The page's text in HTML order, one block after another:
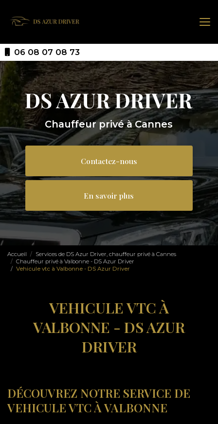
contenu
06 08 07 08 73
Chauffeur privé à Cannes
Contactez-nous
En savoir plus
Accueil
Services de DS Azur Driver, chauffeur privé à Cannes
Chauffeur privé à Valbonne - DS Azur Driver
Vehicule vtc à Valbonne - DS Azur Driver
VEHICULE VTC À
VALBONNE - DS AZUR
DRIVER
DÉCOUVREZ NOTRE SERVICE DE
VEHICULE VTC À VALBONNE